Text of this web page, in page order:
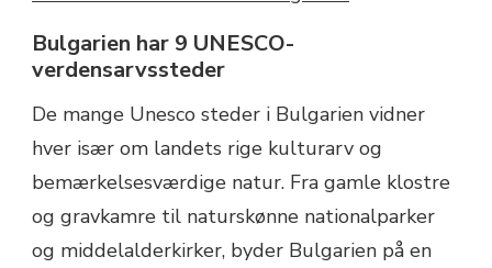
Bulgarien har 9 UNESCO-
verdensarvssteder
De mange Unesco steder i Bulgarien vidner
hver især om landets rige kulturarv og
bemærkelsesværdige natur. Fra gamle klostre
og gravkamre til naturskønne nationalparker
og middelalderkirker, byder Bulgarien på en